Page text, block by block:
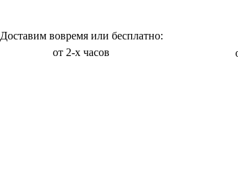
Доставим вовремя или бесплатно:
от 2-х часов